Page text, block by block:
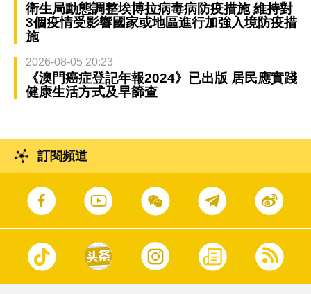
衛生局動態調整埃博拉病毒病防疫措施 維持對
3個疫情受影響國家或地區進行加強入境防疫措
施
2026-08-05 20:23
《澳門癌症登記年報2024》已出版 居民應實踐
健康生活方式及早篩查
訂閱頻道